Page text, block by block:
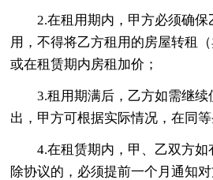
2.在租用期内，甲方必须确
用，不得将乙方租用的房屋转租
或在租赁期内房租加价；
3.租用期满后，乙方如需继
出，甲方可根据实际情况，在同等
4.在租赁期内，甲、乙双方
除协议的，必须提前一个月通知